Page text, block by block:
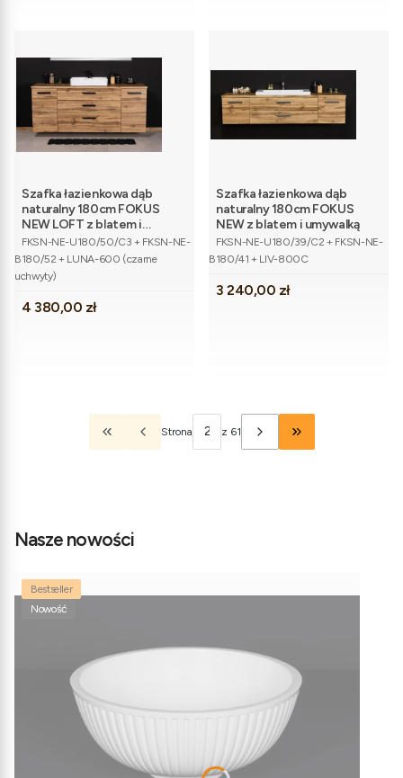
Szafka łazienkowa dąb
naturalny 180cm FOKUS
NEW LOFT z blatem i
umywalką
Kod produktu
FKSN-NE-U180/50/C3 + FKSN-NE-
B180/52 + LUNA-600 (czarne
uchwyty)
Cena
4 380,00 zł
Szafka łazienkowa dąb
naturalny 180cm FOKUS
NEW z blatem i umywalką
Kod produktu
FKSN-NE-U180/39/C2 + FKSN-NE-
B180/41 + LIV-800C
Cena
3 240,00 zł
Wróć do pierwszej strony z produktami
Strona z 61 Przejdź do
Nasze nowości
Bestseller
Nowość